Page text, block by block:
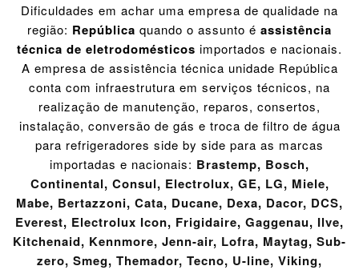
Dificuldades em achar uma empresa de qualidade na
região: República quando o assunto é assistência
técnica de eletrodomésticos importados e nacionais.
A empresa de assistência técnica unidade República
conta com infraestrutura em serviços técnicos, na
realização de manutenção, reparos, consertos,
instalação, conversão de gás e troca de filtro de água
para refrigeradores side by side para as marcas
importadas e nacionais: Brastemp, Bosch,
Continental, Consul, Electrolux, GE, LG, Miele,
Mabe, Bertazzoni, Cata, Ducane, Dexa, Dacor, DCS,
Everest, Electrolux Icon, Frigidaire, Gaggenau, Ilve,
Kitchenaid, Kennmore, Jenn-air, Lofra, Maytag, Sub-
zero, Smeg, Themador, Tecno, U-line, Viking,